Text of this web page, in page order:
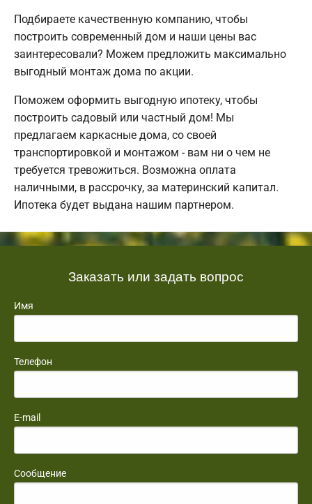
Подбираете качественную компанию, чтобы
построить современный дом и наши цены вас
заинтересовали? Можем предложить максимально
выгодный монтаж дома по акции.
Поможем оформить выгодную ипотеку, чтобы
построить садовый или частный дом! Мы
предлагаем каркасные дома, со своей
транспортировкой и монтажом - вам ни о чем не
требуется тревожиться. Возможна оплата
наличными, в рассрочку, за материнский капитал.
Ипотека будет выдана нашим партнером.
Заказать или задать вопрос
Имя
Телефон
E-mail
Сообщение